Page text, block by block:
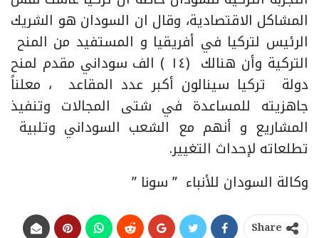
المشاكل الاقتصادية، وقال ان السودان هو الشريك
الرئيس لتركيا في أفريقيا و المستفيد من المنح
التركية وأن هنالك (١٤ ) الف سوداني مقدم لمنح
دولة تركيا سينالون أكبر عدد المقاعد ، معلناً
جاهزيته للمساعدة في شتى المجالات وتنفيذ
المشاريع و أنهم مع الشعب السوداني وتلبية
تطلعاته لإحداث التغيير.
وكالة السودان للأنباء ” سونا ”
Share